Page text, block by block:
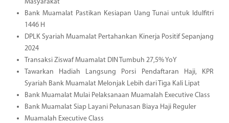
Masyarakat
Bank Muamalat Pastikan Kesiapan Uang Tunai untuk Idulfitri
1446 H
DPLK Syariah Muamalat Pertahankan Kinerja Positif Sepanjang
2024
Transaksi Ziswaf Muamalat DIN Tumbuh 27,5% YoY
Tawarkan Hadiah Langsung Porsi Pendaftaran Haji, KPR
Syariah Bank Muamalat Melonjak Lebih dari Tiga Kali Lipat
Bank Muamalat Mulai Pelaksanaan Muamalah Executive Class
Bank Muamalat Siap Layani Pelunasan Biaya Haji Reguler
Muamalah Executive Class